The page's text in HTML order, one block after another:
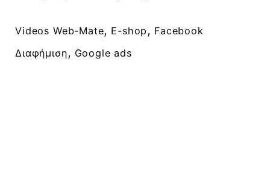
Videos Web-Mate, E-shop , Facebook
Διαφήμιση, Google ads